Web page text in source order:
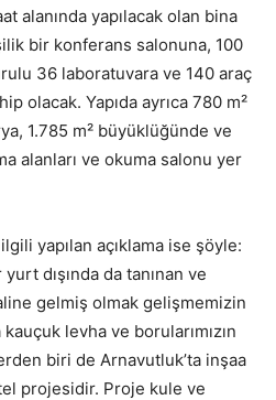
alanında yapılacak olan bina
bir konferans salonuna, 100
36 laboratuvara ve 140 araç
olacak. Yapıda ayrıca 780 m²
1.785 m² büyüklüğünde ve
alanları ve okuma salonu yer
yapılan açıklama ise şöyle:
dışında da tanınan ve
gelmiş olmak gelişmemizin
levha ve borularımızın
biri de Arnavutluk’ta inşaa
projesidir. Proje kule ve